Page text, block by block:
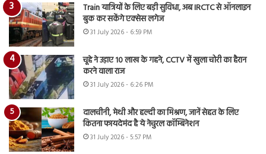
Train यात्रियों के लिए बड़ी सुविधा, अब IRCTC से ऑनलाइन
बुक कर सकेंगे एक्सेस लगेज
31 July 2026 - 6:59 PM
चूहे ने उड़ाए 10 लाख के गहने, CCTV में खुला चोरी का हैरान
करने वाला राज
31 July 2026 - 6:26 PM
दालचीनी, मेथी और हल्दी का मिश्रण, जानें सेहत के लिए
कितना फायदेमंद है ये नेचुरल कॉम्बिनेशन
31 July 2026 - 5:57 PM